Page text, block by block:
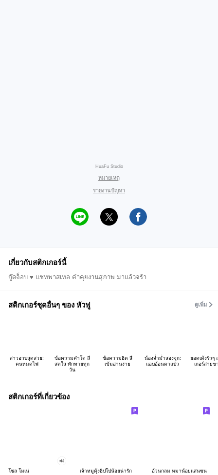
HuaFu Studio
หมายเหตุ
รายงานปัญหา
เกี่ยวกับสติกเกอร์นี้
กู๊ดจ็อบ ♥️ แชทพาสเทล คำคุยงานสุภาพ มาแล้วจร้า
สติกเกอร์ชุดอื่นๆ ของ หัวฟู ดูเพิ่ม
สาวอวบสุดสวย:
คนหมดไฟ
ข้อความคำโต สี
สดใส ทักทายทุก
วัน
ข้อความฮิต สี
เข้มอ่านง่าย
น้องจ่ำม่ำสองจุก:
แอบอ้อนตาแป๋ว
ยอดเด้งรัวๆ
เกอร์สายข
สติกเกอร์ที่เกี่ยวข้อง
โซล โมเน่ เจ้าหมูดุ้งฮิปโปน้อยน่ารัก อ้วนกลม หมาน้อยแสนซน